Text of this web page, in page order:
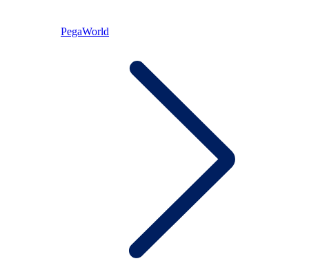
PegaWorld